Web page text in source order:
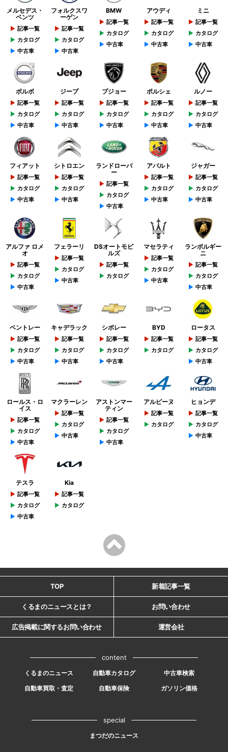
メルセデス・
ベンツ
記事一覧
カタログ
中古車
フォルクスワ
ーゲン
記事一覧
カタログ
中古車
BMW
記事一覧
カタログ
中古車
アウディ
記事一覧
カタログ
中古車
ミニ
記事一覧
カタログ
中古車
ボルボ
記事一覧
カタログ
中古車
ジープ
記事一覧
カタログ
中古車
プジョー
記事一覧
カタログ
中古車
ポルシェ
記事一覧
カタログ
中古車
ルノー
記事一覧
カタログ
中古車
フィアット
記事一覧
カタログ
中古車
シトロエン
記事一覧
カタログ
中古車
ランドローバ
ー
記事一覧
カタログ
中古車
アバルト
記事一覧
カタログ
中古車
ジャガー
記事一覧
カタログ
中古車
アルファ ロメ
オ
記事一覧
カタログ
中古車
フェラーリ
記事一覧
カタログ
中古車
DSオートモビ
ルズ
記事一覧
カタログ
マセラティ
記事一覧
カタログ
中古車
ランボルギー
ニ
記事一覧
カタログ
中古車
ベントレー
記事一覧
カタログ
中古車
キャデラック
記事一覧
カタログ
中古車
シボレー
記事一覧
カタログ
中古車
BYD
記事一覧
カタログ
ロータス
記事一覧
カタログ
中古車
ロールス・ロ
イス
記事一覧
カタログ
中古車
マクラーレン
記事一覧
カタログ
中古車
アストンマー
ティン
記事一覧
カタログ
中古車
アルピーヌ
記事一覧
カタログ
ヒョンデ
記事一覧
カタログ
中古車
テスラ
記事一覧
カタログ
中古車
Kia
記事一覧
カタログ
TOP 新着記事一覧
くるまのニュースとは？ お問い合わせ
広告掲載に関するお問い合わせ 運営会社
content
くるまのニュース 自動車カタログ
中古車検索
自動車買取・査定
自動車保険 ガソリン価格
special
まつだのニュース